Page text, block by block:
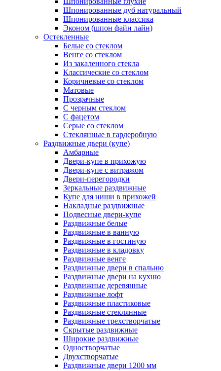
Шпонированные дуб натуральный
Шпонированные классика
Эконом (шпон файн лайн)
Остекленные
Белые со стеклом
Венге со стеклом
Из закаленного стекла
Классические со стеклом
Коричневые со стеклом
Матовые
Прозрачные
С черным стеклом
С фацетом
Серые со стеклом
Стеклянные в гардеробную
Раздвижные двери (купе)
Амбарные
Двери-купе в прихожую
Двери-купе с витражом
Двери-перегородки
Зеркальные раздвижные
Купе для ниши в прихожей
Накладные раздвижные
Подвесные двери-купе
Раздвижные белые
Раздвижные в ванную
Раздвижные в гостиную
Раздвижные в кладовку
Раздвижные венге
Раздвижные двери в спальню
Раздвижные двери на кухню
Раздвижные деревянные
Раздвижные лофт
Раздвижные пластиковые
Раздвижные стеклянные
Раздвижные трехстворчатые
Скрытые раздвижные
Широкие раздвижные
Одностворчатые
Двухстворчатые
Раздвижные двери 1200 мм